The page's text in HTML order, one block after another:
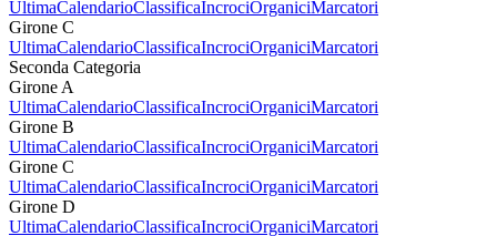
UltimaCalendarioClassificaIncrociOrganiciMarcatori
Girone C
UltimaCalendarioClassificaIncrociOrganiciMarcatori
Seconda Categoria
Girone A
UltimaCalendarioClassificaIncrociOrganiciMarcatori
Girone B
UltimaCalendarioClassificaIncrociOrganiciMarcatori
Girone C
UltimaCalendarioClassificaIncrociOrganiciMarcatori
Girone D
UltimaCalendarioClassificaIncrociOrganiciMarcatori